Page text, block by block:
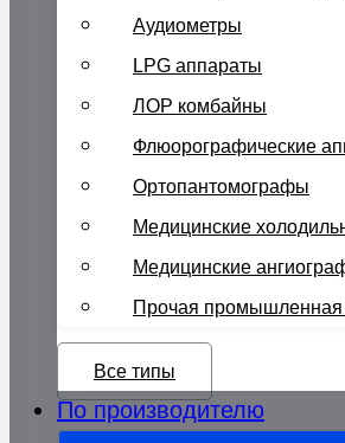
Аудиометры
LPG аппараты
ЛОР комбайны
Флюорографические
Ортопантомографы
Медицинские
Медицинские
Прочая промышленная
Все типы
По производителю